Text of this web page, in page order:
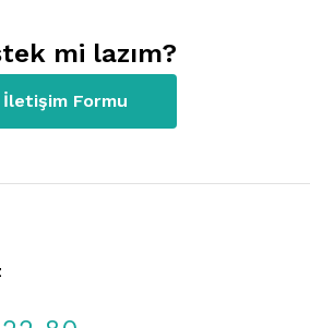
mi lazım?
İletişim Formu